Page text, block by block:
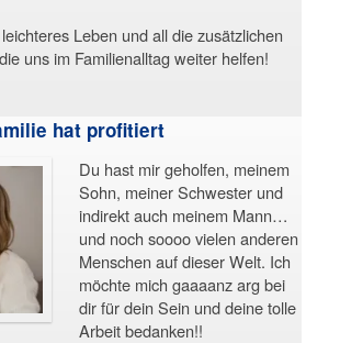
Leben und all die zusätzlichen
uns im Familienalltag weiter helfen!
hat profitiert
Du hast mir geholfen, meinem
Sohn, meiner Schwester und
indirekt auch meinem Mann…
und noch soooo vielen anderen
Menschen auf dieser Welt. Ich
möchte mich gaaaanz arg bei
dir für dein Sein und deine tolle
Arbeit bedanken!!